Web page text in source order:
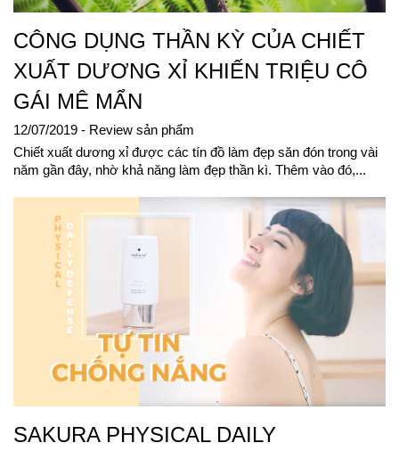
CÔNG DỤNG THẦN KỲ CỦA CHIẾT
XUẤT DƯƠNG XỈ KHIẾN TRIỆU CÔ
GÁI MÊ MẨN
12/07/2019 - Review sản phẩm
Chiết xuất dương xỉ được các tín đồ làm đẹp săn đón trong vài
năm gần đây, nhờ khả năng làm đẹp thần kì. Thêm vào đó,...
SAKURA PHYSICAL DAILY